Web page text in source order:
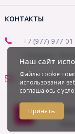
КОНТАКТЫ
+7 (977) 977-
Наш сайт
Файлы cookie
использования
соглашаюсь с
Принять